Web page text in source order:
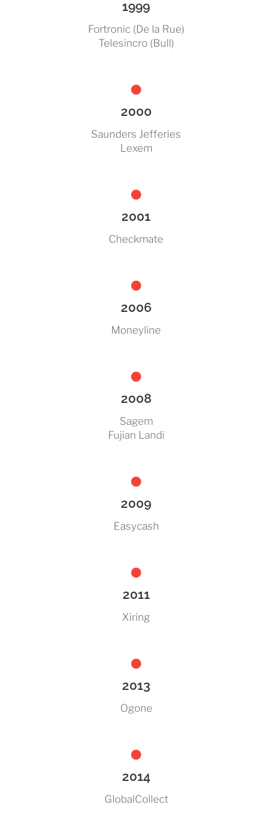
1999
Fortronic (De la Rue)
Telesincro (Bull)
2000
Saunders Jefferies
Lexem
2001
Checkmate
2006
Moneyline
2008
Sagem
Fujian Landi
2009
Easycash
2011
Xiring
2013
Ogone
2014
GlobalCollect